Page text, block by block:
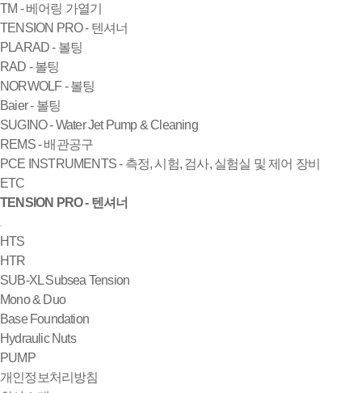
TM - 베어링 가열기
TENSION PRO - 텐셔너
PLARAD - 볼팅
RAD - 볼팅
NORWOLF - 볼팅
Baier - 볼팅
SUGINO - Water Jet Pump & Cleaning
REMS - 배관공구
PCE INSTRUMENTS - 측정, 시험, 검사, 실험실 및 제어 장비
ETC
TENSION PRO - 텐셔너
HTS
HTR
SUB-XL Subsea Tension
Mono & Duo
Base Foundation
Hydraulic Nuts
PUMP
개인정보처리방침